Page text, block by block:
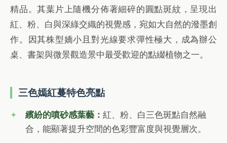
精品。其葉片上隨機分佈著細碎的圓點斑紋，呈現出
紅、粉、白與深綠交織的視覺感，宛如大自然的潑墨創
作。因其株型嬌小且對光線要求彈性極大，成為辦公
桌、書架與微景觀造景中最受歡迎的點綴植物之一。
三色嫣紅蔓特色亮點
繽紛的噴砂感葉藝：紅、粉、白三色斑點自然融
合，能顯著提升空間的色彩豐富度與視覺層次。